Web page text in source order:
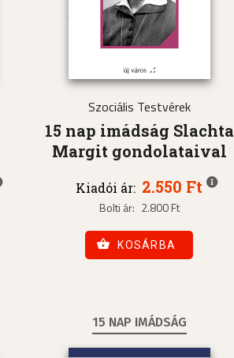
Szociális Testvérek
15 nap imádság Slachta
Margit gondolataival
Kiadói ár: 2.550 Ft
Bolti ár: 2.800 Ft
KOSÁRBA
15 NAP IMÁDSÁG